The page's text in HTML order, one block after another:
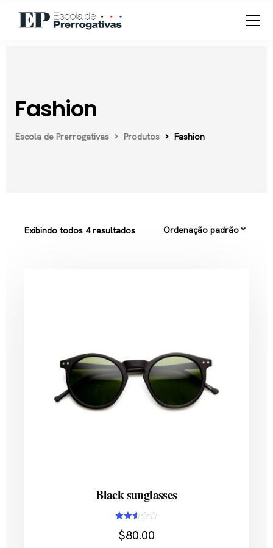
Fashion
Escola de Prerrogativas Produtos Fashion
Exibindo todos 4 resultados
Black sunglasses
2.58
$80.00